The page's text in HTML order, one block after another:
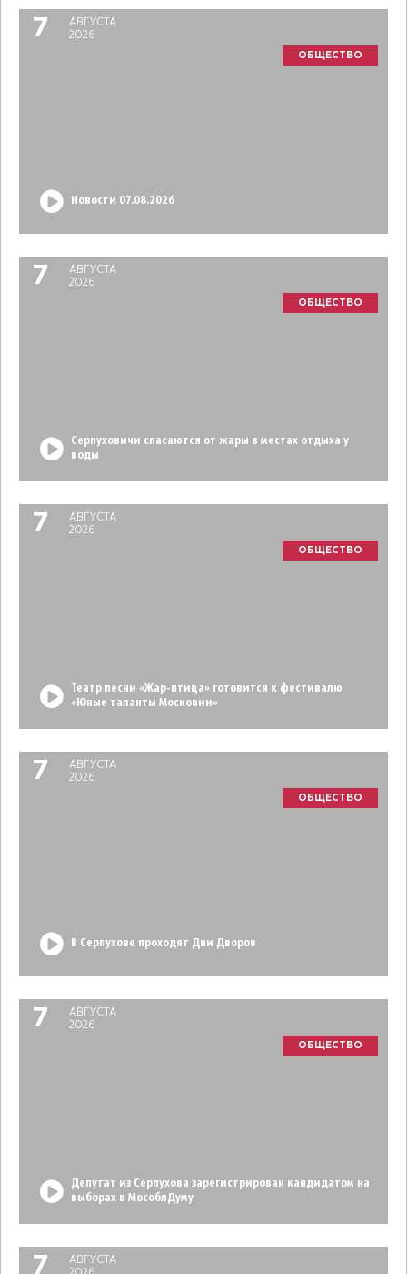
7
АВГУСТА
2026
ОБЩЕСТВО
Новости 07.08.2026
7
АВГУСТА
2026
ОБЩЕСТВО
Серпуховичи спасаются от жары в местах отдыха у
воды
7
АВГУСТА
2026
ОБЩЕСТВО
Театр песни «Жар-птица» готовится к фестивалю
«Юные таланты Московии»
7
АВГУСТА
2026
ОБЩЕСТВО
В Серпухове проходят Дни Дворов
7
АВГУСТА
2026
ОБЩЕСТВО
Депутат из Серпухова зарегистрирован кандидатом на
выборах в МособлДуму
7
АВГУСТА